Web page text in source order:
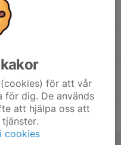
för att vår
för dig. De används
att hjälpa oss att
cookies